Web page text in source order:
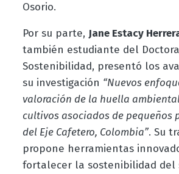
Osorio.
Por su parte, Jane Estacy
también estudiante del
Sostenibilidad, presentó los
su investigación “Nuevos
valoración de la huella
cultivos asociados de pequeños
del Eje Cafetero, Colombia”. Su
propone herramientas
fortalecer la sostenibilidad del